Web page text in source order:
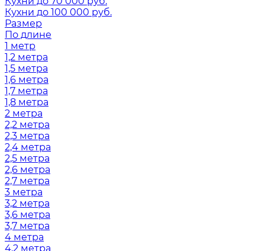
Кухни до 100 000 руб.
Размер
По длине
1 метр
1,2 метра
1,5 метра
1,6 метра
1,7 метра
1,8 метра
2 метра
2,2 метра
2,3 метра
2,4 метра
2,5 метра
2,6 метра
2,7 метра
3 метра
3,2 метра
3,6 метра
3,7 метра
4 метра
4,2 метра